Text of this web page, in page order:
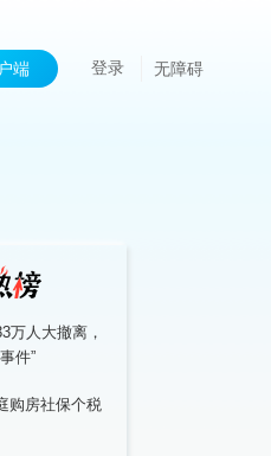
端 登录 无障碍
万人大撤离，
件”
购房社保个税